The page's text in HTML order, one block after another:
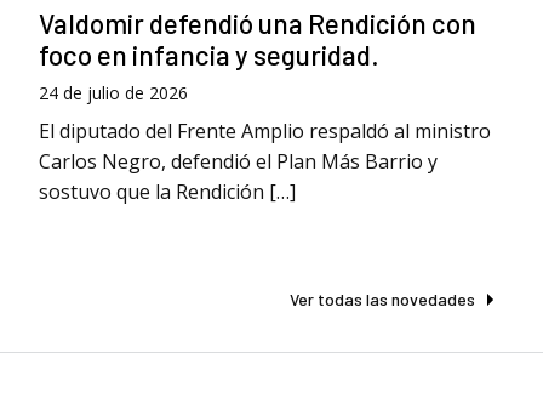
Valdomir defendió una Rendición con
foco en infancia y seguridad.
24 de julio de 2026
El diputado del Frente Amplio respaldó al ministro
Carlos Negro, defendió el Plan Más Barrio y
sostuvo que la Rendición […]
Ver todas las novedades